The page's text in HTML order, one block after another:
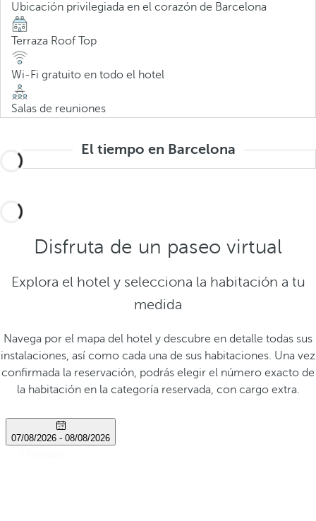
Ubicación privilegiada en el corazón de Barcelona
Terraza Roof Top
Wi-Fi gratuito en todo el hotel
Salas de reuniones
El tiempo en Barcelona
Disfruta de un paseo virtual
Explora el hotel y selecciona la habitación a tu
medida
Navega por el mapa del hotel y descubre en detalle todas sus
instalaciones, así como cada una de sus habitaciones. Una vez
confirmada la reservación, podrás elegir el número exacto de
la habitación en la categoría reservada, con cargo extra.